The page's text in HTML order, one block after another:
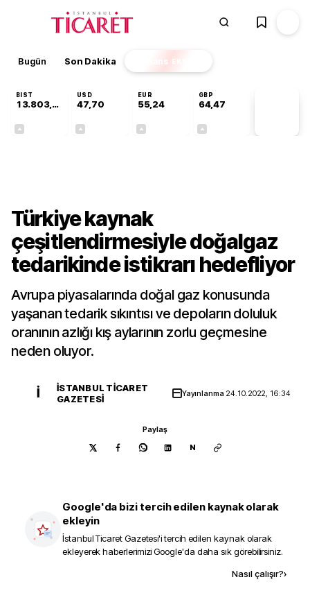
Bugün Son Dakika Finans EKSTRA
BIST
13.803,11
USD
47,70
EUR
55,24
GBP
64,47
Türkiye kaynak
çeşitlendirmesiyle doğalgaz
tedarikinde istikrarı hedefliyor
Avrupa piyasalarında doğal gaz konusunda
yaşanan tedarik sıkıntısı ve depoların doluluk
oranının azlığı kış aylarının zorlu geçmesine
neden oluyor.
İ
İSTANBUL TICARET
GAZETESI
Yayınlanma 24.10.2022, 16:34
Paylaş
N
Google'da bizi tercih edilen kaynak olarak
ekleyin
İstanbul Ticaret Gazetesi'i tercih edilen kaynak olarak
ekleyerek haberlerimizi Google'da daha sık görebilirsiniz.
Nasıl çalışır?›